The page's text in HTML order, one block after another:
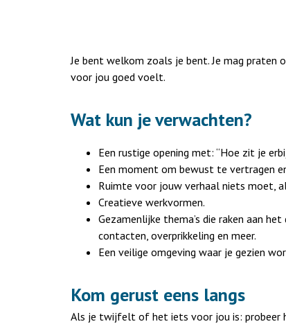
Je bent welkom zoals je bent. Je mag
voor jou goed voelt.
Wat kun je verwachten?
Een rustige opening met: “Hoe zit je
Een moment om bewust te vertragen
Ruimte voor jouw verhaal niets moet,
Creatieve werkvormen.
Gezamenlijke thema’s die raken aan
contacten, overprikkeling en meer.
Een veilige omgeving waar je gezien
Kom gerust eens langs
Als je twijfelt of het iets voor jou is: probeer